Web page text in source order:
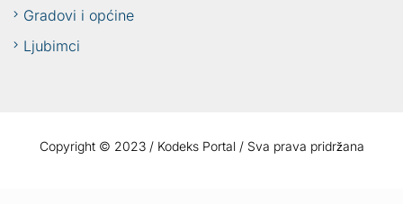
Gradovi i općine
Ljubimci
Copyright © 2023 / Kodeks Portal / Sva prava pridržana